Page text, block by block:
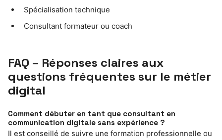
Spécialisation technique
Consultant formateur ou coach
FAQ – Réponses claires aux
questions fréquentes sur le métier
digital
Comment débuter en tant que consultant en
communication digitale sans expérience ?
Il est conseillé de suivre une formation professionnelle ou